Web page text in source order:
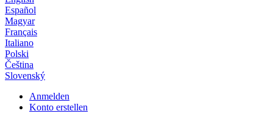
Español
Magyar
Français
Italiano
Polski
Čeština
Slovenský
Anmelden
Konto erstellen